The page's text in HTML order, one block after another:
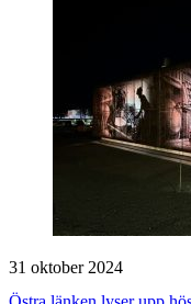
31 oktober 2024